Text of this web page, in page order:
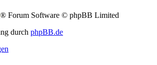
® Forum Software © phpBB Limited
durch phpBB.de